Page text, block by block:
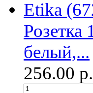
Розетка
белый,...
256.00 р.